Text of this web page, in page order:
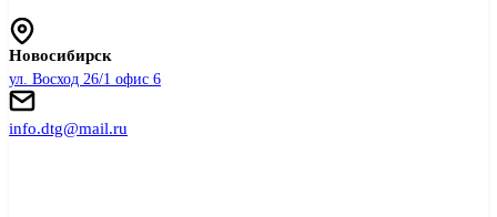
Новосибирск
ул. Восход 26/1 офис 6
info.dtg@mail.ru